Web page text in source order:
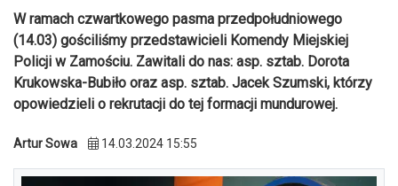
W ramach czwartkowego pasma przedpołudniowego
(14.03) gościliśmy przedstawicieli Komendy Miejskiej
Policji w Zamościu. Zawitali do nas: asp. sztab. Dorota
Krukowska-Bubiło oraz asp. sztab. Jacek Szumski, którzy
opowiedzieli o rekrutacji do tej formacji mundurowej.
Artur Sowa 14.03.2024 15:55